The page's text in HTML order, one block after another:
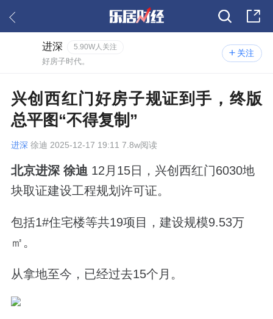
关注
进深 5.90W人关注
好房子时代。
兴创西红门好房子规证到手，终版
总平图“不得复制”
进深 徐迪 2025-12-17 19:11 7.8w阅读
北京进深 徐迪 12月15日，兴创 西红门6030地
块取证建设工程规划许可证。
包括1#住宅楼等共19项目，建设规模9.53万
㎡。
从拿地至今，已经过去15个月。